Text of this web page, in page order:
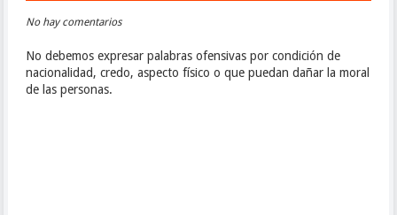
No hay comentarios
No debemos expresar palabras ofensivas por condición de
nacionalidad, credo, aspecto físico o que puedan dañar la moral
de las personas.